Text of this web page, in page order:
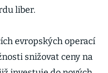
liber.
evropských operací
snižovat ceny na